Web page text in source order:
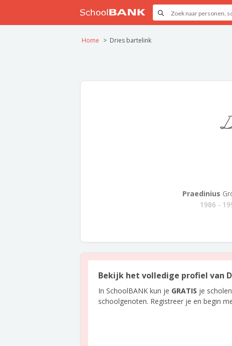
Home Dries bartelink
Praedinius
1986 -
Bekijk het volledige profiel van
In SchoolBANK kun je GRATIS je
schoolgenoten. Registreer je en begin